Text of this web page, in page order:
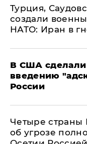
Турция,
создали
НАТО: Иран в
В США
введению
России
Четыре
об угрозе